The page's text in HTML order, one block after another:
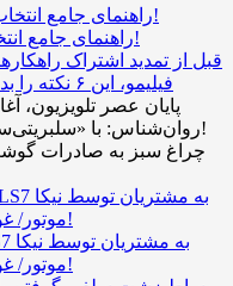
راهنمای جامع انتخاب بهترین آموزشگاه تیزهوشان!
قبل از تمدید اشتراک
فیلیمو، این ۶ نکته را بدانید تا هزینه کمتری پرداخت کنید
پایان عصر تلویزیون،
روان‌شناس: با «سلبریتی‌سوزی» نمادهای اعتراضی نسازید!
چراغ سبز به صادرات
موتور/ غول تکنولوژی راهی خیابان ها شد!